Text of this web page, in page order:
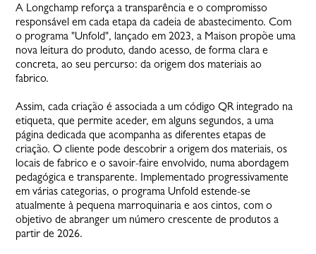
A Longchamp reforça a transparência e o compromisso
responsável em cada etapa da cadeia de abastecimento. Com
o programa "Unfold", lançado em 2023, a Maison propõe uma
nova leitura do produto, dando acesso, de forma clara e
concreta, ao seu percurso: da origem dos materiais ao
fabrico.
Assim, cada criação é associada a um código QR integrado na
etiqueta, que permite aceder, em alguns segundos, a uma
página dedicada que acompanha as diferentes etapas de
criação. O cliente pode descobrir a origem dos materiais, os
locais de fabrico e o savoir-faire envolvido, numa abordagem
pedagógica e transparente. Implementado progressivamente
em várias categorias, o programa Unfold estende-se
atualmente à pequena marroquinaria e aos cintos, com o
objetivo de abranger um número crescente de produtos a
partir de 2026.